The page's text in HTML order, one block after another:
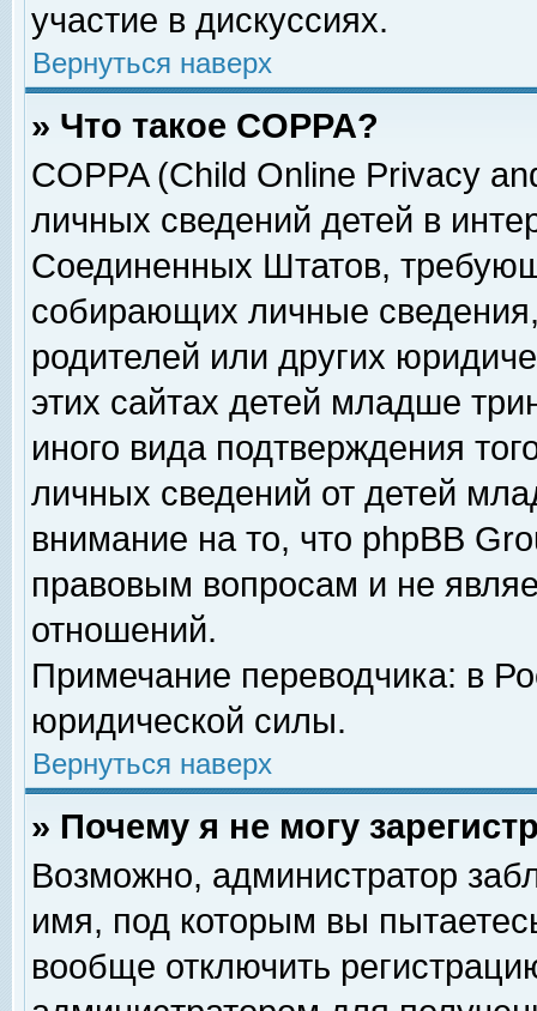
участие в дискуссиях.
Вернуться наверх
» Что такое COPPA?
COPPA (Child Online Privacy
личных сведений детей в
Соединенных Штатов,
собирающих личные
родителей или других
этих сайтах детей младше
иного вида подтверждения
личных сведений от детей
внимание на то, что phpBB
правовым вопросам и не
отношений.
Примечание переводчика: в
юридической силы.
Вернуться наверх
» Почему я не могу
Возможно, администратор
имя, под которым вы
вообще отключить